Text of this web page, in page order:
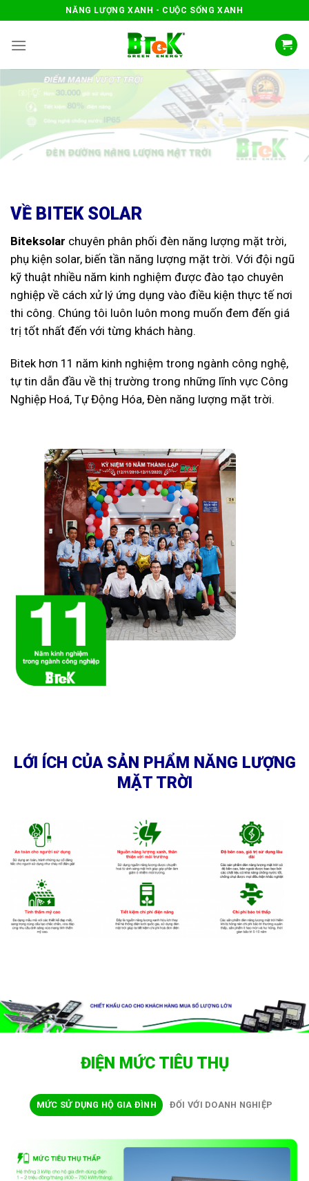
content
NĂNG LƯỢNG XANH - CUỘC SỐNG XANH
VỀ BITEK SOLAR
Biteksolar chuyên phân phối đèn năng lượng mặt trời,
phụ kiện solar, biến tần năng lượng mặt trời. Với đội ngũ
kỹ thuật nhiều năm kinh nghiệm được đào tạo chuyên
nghiệp về cách xử lý ứng dụng vào điều kiện thực tế nơi
thi công. Chúng tôi luôn luôn mong muốn đem đến giá
trị tốt nhất đến với từng khách hàng.
Bitek hơn 11 năm kinh nghiệm trong ngành công nghệ,
tự tin dẫn đầu về thị trường trong những lĩnh vực Công
Nghiệp Hoá, Tự Động Hóa, Đèn năng lượng mặt trời.
LỚI ÍCH CỦA SẢN PHẨM NĂNG LƯỢNG
MẶT TRỜI
ĐIỆN MỨC TIÊU THỤ
MỨC SỬ DỤNG HỘ GIA ĐÌNH ĐỐI VỚI DOANH NGHIỆP